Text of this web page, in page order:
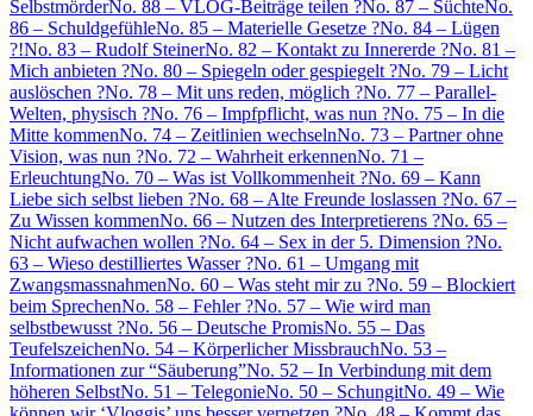
SelbstmörderNo. 88 – VLOG-Beiträge teilen ?No. 87 – SüchteNo.
86 – SchuldgefühleNo. 85 – Materielle Gesetze ?No. 84 – Lügen
?!No. 83 – Rudolf SteinerNo. 82 – Kontakt zu Innererde ?No. 81 –
Mich anbieten ?No. 80 – Spiegeln oder gespiegelt ?No. 79 – Licht
auslöschen ?No. 78 – Mit uns reden, möglich ?No. 77 – Parallel-
Welten, physisch ?No. 76 – Impfpflicht, was nun ?No. 75 – In die
Mitte kommenNo. 74 – Zeitlinien wechselnNo. 73 – Partner ohne
Vision, was nun ?No. 72 – Wahrheit erkennenNo. 71 –
ErleuchtungNo. 70 – Was ist Vollkommenheit ?No. 69 – Kann
Liebe sich selbst lieben ?No. 68 – Alte Freunde loslassen ?No. 67 –
Zu Wissen kommenNo. 66 – Nutzen des Interpretierens ?No. 65 –
Nicht aufwachen wollen ?No. 64 – Sex in der 5. Dimension ?No.
63 – Wieso destilliertes Wasser ?No. 61 – Umgang mit
ZwangsmassnahmenNo. 60 – Was steht mir zu ?No. 59 – Blockiert
beim SprechenNo. 58 – Fehler ?No. 57 – Wie wird man
selbstbewusst ?No. 56 – Deutsche PromisNo. 55 – Das
TeufelszeichenNo. 54 – Körperlicher MissbrauchNo. 53 –
Informationen zur “Säuberung”No. 52 – In Verbindung mit dem
höheren SelbstNo. 51 – TelegonieNo. 50 – SchungitNo. 49 – Wie